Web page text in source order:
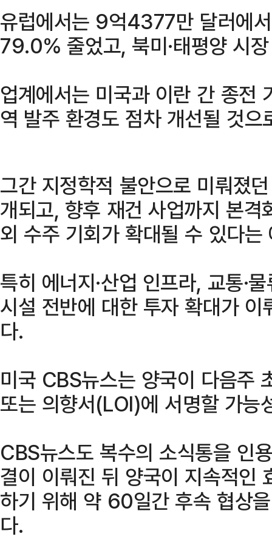
유럽에서는 9억4377만 달러에
79.0% 줄었고, 북미·태평양 시
업계에서는 미국과 이란 간 종전
역 발주 환경도 점차 개선될 것으
그간 지정학적 불안으로 미뤄졌
개되고, 향후 재건 사업까지 본
외 수주 기회가 확대될 수 있다는
특히 에너지·산업 인프라, 교통·
시설 전반에 대한 투자 확대가
다.
미국 CBS뉴스는 양국이 다음주
또는 의향서(LOI)에 서명할 가능
CBS뉴스도 복수의 소식통을 인
결이 이뤄진 뒤 양국이 지속적인
하기 위해 약 60일간 후속 협상
다.